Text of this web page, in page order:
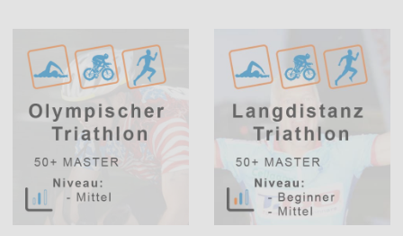
Add to Wishlist
Add to Compare
Quick View